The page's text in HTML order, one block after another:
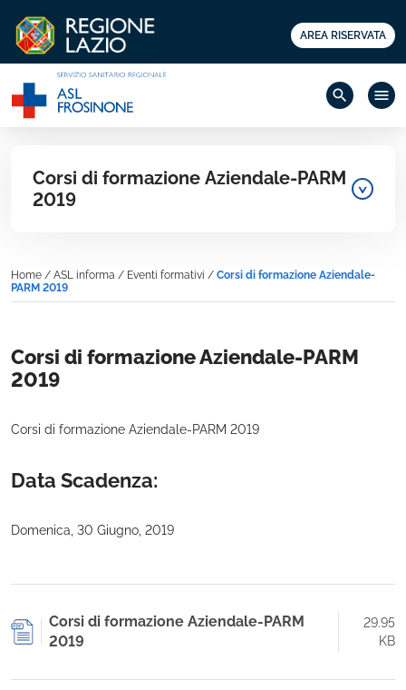
AREA RISERVATA
search menu
Corsi di formazione Aziendale-PARM
2019
Home / ASL informa / Eventi formativi / Corsi di formazione Aziendale-
PARM 2019
Corsi di formazione Aziendale-PARM
2019
Corsi di formazione Aziendale-PARM 2019
Data Scadenza:
Domenica, 30 Giugno, 2019
Corsi di formazione Aziendale-PARM
2019
29.95
KB